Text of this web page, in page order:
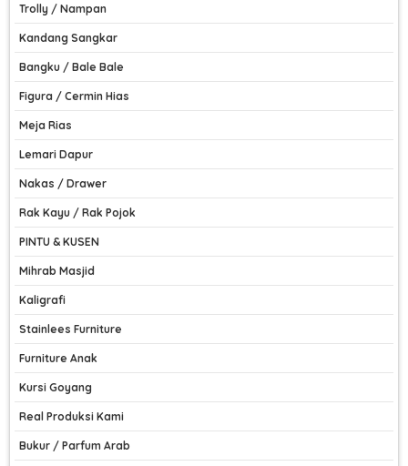
Trolly / Nampan
Kandang Sangkar
Bangku / Bale Bale
Figura / Cermin Hias
Meja Rias
Lemari Dapur
Nakas / Drawer
Rak Kayu / Rak Pojok
PINTU & KUSEN
Mihrab Masjid
Kaligrafi
Stainlees Furniture
Furniture Anak
Kursi Goyang
Real Produksi Kami
Bukur / Parfum Arab